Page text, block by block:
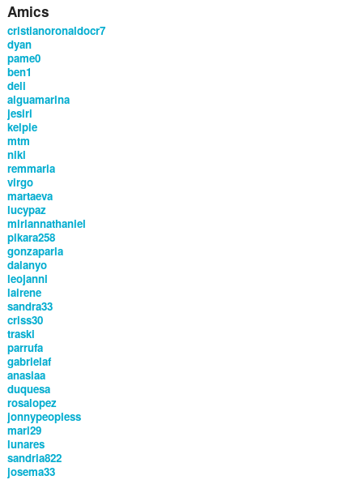
Amics
cristianoronaldocr7
dyan
pame0
ben1
deli
aiguamarina
jesiri
kelpie
mtm
niki
remmaria
virgo
martaeva
lucypaz
miriannathaniel
pikara258
gonzaparla
dalanyo
leojanni
lairene
sandra33
criss30
traski
parrufa
gabrielaf
anasiaa
duquesa
rosalopez
jonnypeopless
mari29
lunares
sandria822
josema33